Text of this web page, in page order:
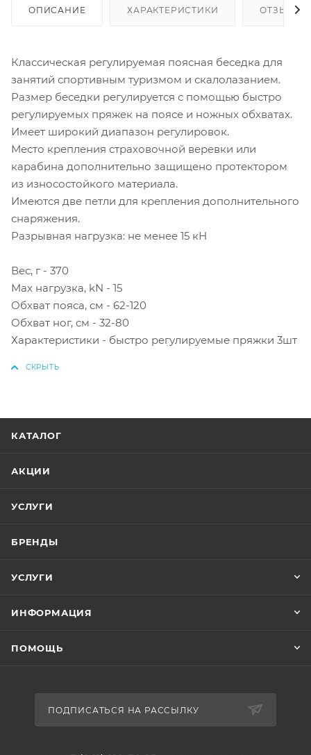
ОПИСАНИЕ ХАРАКТЕРИСТИКИ ОТЗЫВЫ
Классическая регулируемая поясная беседка для
занятий спортивным туризмом и скалолазанием.
Размер беседки регулируется с помощью быстро
регулируемых пряжек на поясе и ножных обхватах.
Имеет широкий диапазон регулировок.
Место крепления страховочной веревки или
карабина дополнительно защищено протектором
из износостойкого материала.
Имеются две петли для крепления дополнительного
снаряжения.
Разрывная нагрузка: не менее 15 кН
Вес, г - 370
Мах нагрузка, kN - 15
Обхват пояса, см - 62-120
Обхват ног, см - 32-80
Характеристики - быстро регулируемые пряжки 3шт
КАТАЛОГ
АКЦИИ
УСЛУГИ
БРЕНДЫ
УСЛУГИ
ИНФОРМАЦИЯ
ПОМОЩЬ
ПОДПИСАТЬСЯ НА РАССЫЛКУ